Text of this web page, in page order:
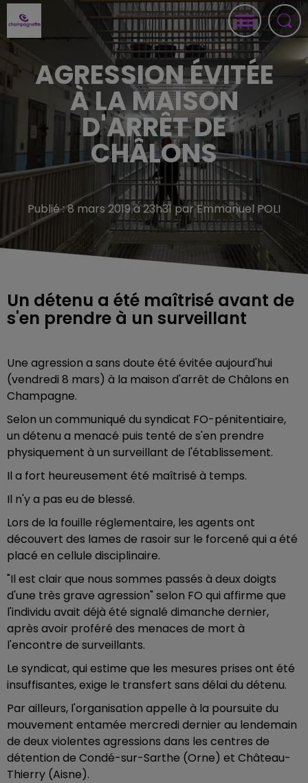
AGRESSION ÉVITÉE
À LA MAISON
D'ARRÊT DE
CHÂLONS
Publié : 8 mars 2019 à 23h31 par Emmanuel POLI
Un détenu a été maîtrisé avant de
s'en prendre à un surveillant
Une agression a sans doute été évitée aujourd'hui
(vendredi 8 mars) à la maison d'arrêt de Châlons en
Champagne.
Selon un communiqué du syndicat FO-pénitentiaire,
un détenu a menacé puis tenté de s'en prendre
physiquement à un surveillant de l'établissement.
Il a fort heureusement été maîtrisé à temps.
Il n'y a pas eu de blessé.
Lors de la fouille réglementaire, les agents ont
découvert des lames de rasoir sur le forcené qui a été
placé en cellule disciplinaire.
"Il est clair que nous sommes passés à deux doigts
d'une très grave agression" selon FO qui affirme que
l'individu avait déjà été signalé dimanche dernier,
après avoir proféré des menaces de mort à
l'encontre de surveillants.
Le syndicat, qui estime que les mesures prises ont été
insuffisantes, exige le transfert sans délai du détenu.
Par ailleurs, l'organisation appelle à la poursuite du
mouvement entamée mercredi dernier au lendemain
de deux violentes agressions dans les centres de
détention de Condé-sur-Sarthe (Orne) et Château-
Thierry (Aisne).